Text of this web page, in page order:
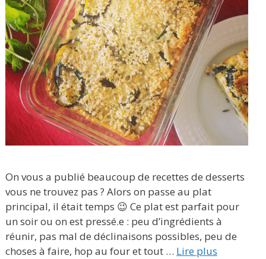
On vous a publié beaucoup de recettes de desserts
vous ne trouvez pas ? Alors on passe au plat
principal, il était temps 😉 Ce plat est parfait pour
un soir ou on est pressé.e : peu d’ingrédients à
réunir, pas mal de déclinaisons possibles, peu de
choses à faire, hop au four et tout … Lire plus